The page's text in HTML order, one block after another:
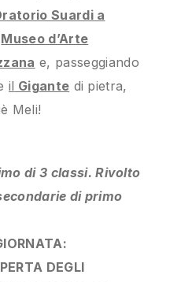
Suardi a
Museo d’Arte
a e, passeggiando
il Gigante di pietra,
Meli!
di 3 classi. Rivolto
di primo
DEGLI